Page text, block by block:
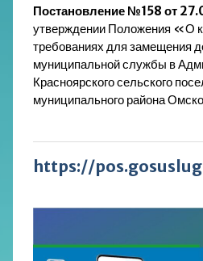
Постановление №158 от
утверждении Положения «О
требованиях для замещения
муниципальной службы в
Красноярского сельского
муниципального района
https://